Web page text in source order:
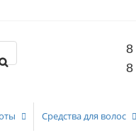
8
8
Средства для волос